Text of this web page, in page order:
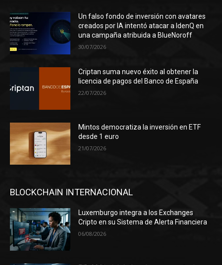
Un falso fondo de inversión con avatares
creados por IA intentó atacar a IdenQ en
una campaña atribuida a BlueNoroff
30/07/2026
Criptan suma nuevo éxito al obtener la
licencia de pagos del Banco de España
22/07/2026
Mintos democratiza la inversión en ETF
desde 1 euro
21/07/2026
BLOCKCHAIN INTERNACIONAL
Luxemburgo integra a los Exchanges
Cripto en su Sistema de Alerta Financiera
06/08/2026